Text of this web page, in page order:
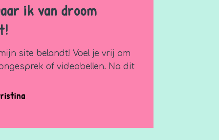
ik van droom
site belandt! Voel je vrij om
of videobellen. Na dit